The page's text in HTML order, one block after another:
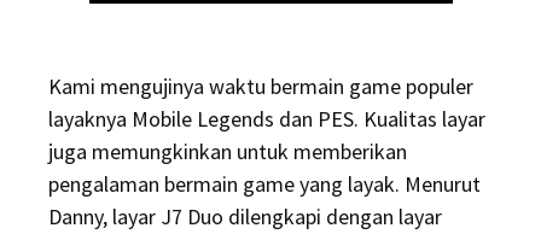
Kami mengujinya waktu bermain game populer
layaknya Mobile Legends dan PES. Kualitas layar
juga memungkinkan untuk memberikan
pengalaman bermain game yang layak. Menurut
Danny, layar J7 Duo dilengkapi dengan layar